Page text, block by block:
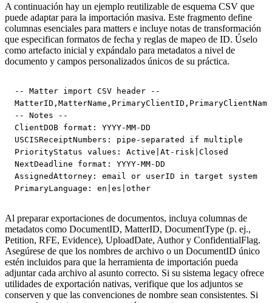
A continuación hay un ejemplo reutilizable de esquema CSV que
puede adaptar para la importación masiva. Este fragmento define
columnas esenciales para matters e incluye notas de transformación
que especifican formatos de fecha y reglas de mapeo de ID. Úselo
como artefacto inicial y expándalo para metadatos a nivel de
documento y campos personalizados únicos de su práctica.
-- Matter import CSV header --
-- Notes --
ClientDOB format: YYYY-MM-DD
USCISReceiptNumbers: pipe-separated if multiple
PriorityStatus values: Active|At-risk|Closed
NextDeadline format: YYYY-MM-DD
AssignedAttorney: email or userID in target system
PrimaryLanguage: en|es|other
Al preparar exportaciones de documentos, incluya columnas de
metadatos como DocumentID, MatterID, DocumentType (p. ej.,
Petition, RFE, Evidence), UploadDate, Author y ConfidentialFlag.
Asegúrese de que los nombres de archivo o un DocumentID único
estén incluidos para que la herramienta de importación pueda
adjuntar cada archivo al asunto correcto. Si su sistema legacy ofrece
utilidades de exportación nativas, verifique que los adjuntos se
conserven y que las convenciones de nombre sean consistentes. Si